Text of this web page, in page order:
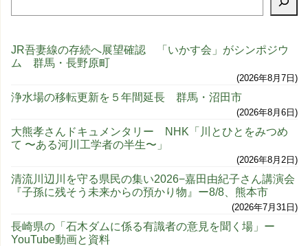
JR吾妻線の存続へ展望確認 「いかす会」がシンポジウ
ム 群馬・長野原町
2026年8月7日
浄水場の移転更新を５年間延長 群馬・沼田市
2026年8月6日
大熊孝さんドキュメンタリー NHK「川とひとをみつめ
て 〜ある河川工学者の半生〜」
2026年8月2日
清流川辺川を守る県民の集い2026−嘉田由紀子さん講演会
『子孫に残そう未来からの預かり物』ー8/8、熊本市
2026年7月31日
長崎県の「石木ダムに係る有識者の意見を聞く場」ー
YouTube動画と資料